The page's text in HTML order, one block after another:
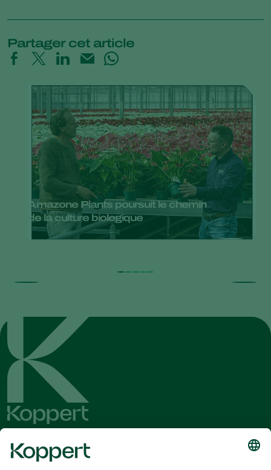
Partager cet article
Amazone Plants poursuit le chemin
de la culture biologique